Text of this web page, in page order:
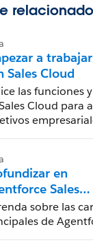
relacionado
a trabajar
Sales Cloud
las funciones
Cloud para
en
Sales
sobre las
de